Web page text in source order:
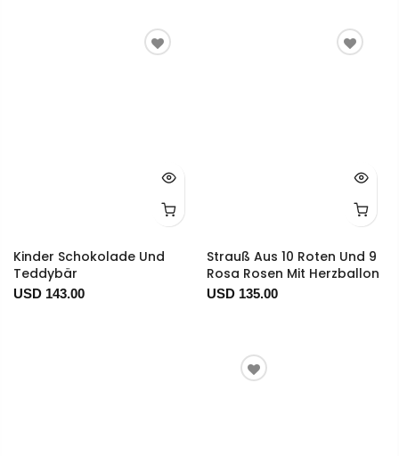
Kinder Schokolade Und
Teddybär
USD 143.00
Strauß Aus 10 Roten Und 9
Rosa Rosen Mit Herzballon
USD 135.00